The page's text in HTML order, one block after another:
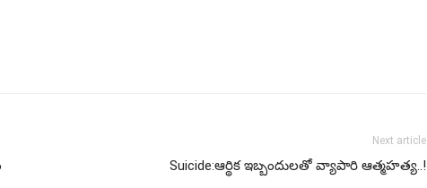
Next article
Suicide:ఆర్థిక ఇబ్బందులతో వ్యాపారి ఆత్మహత్య..!